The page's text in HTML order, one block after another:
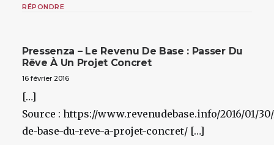
RÉPONDRE
Pressenza – Le Revenu De Base : Passer Du
Rêve À Un Projet Concret
16 février 2016
[…]
Source : https://www.revenudebase.info/2016/01/
de-base-du-reve-a-projet-concret/ […]